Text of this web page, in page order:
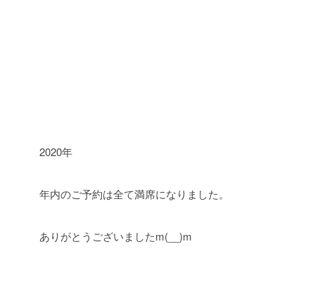
2020年
年内のご予約は全て満席になりました。
ありがとうございましたm(__)m